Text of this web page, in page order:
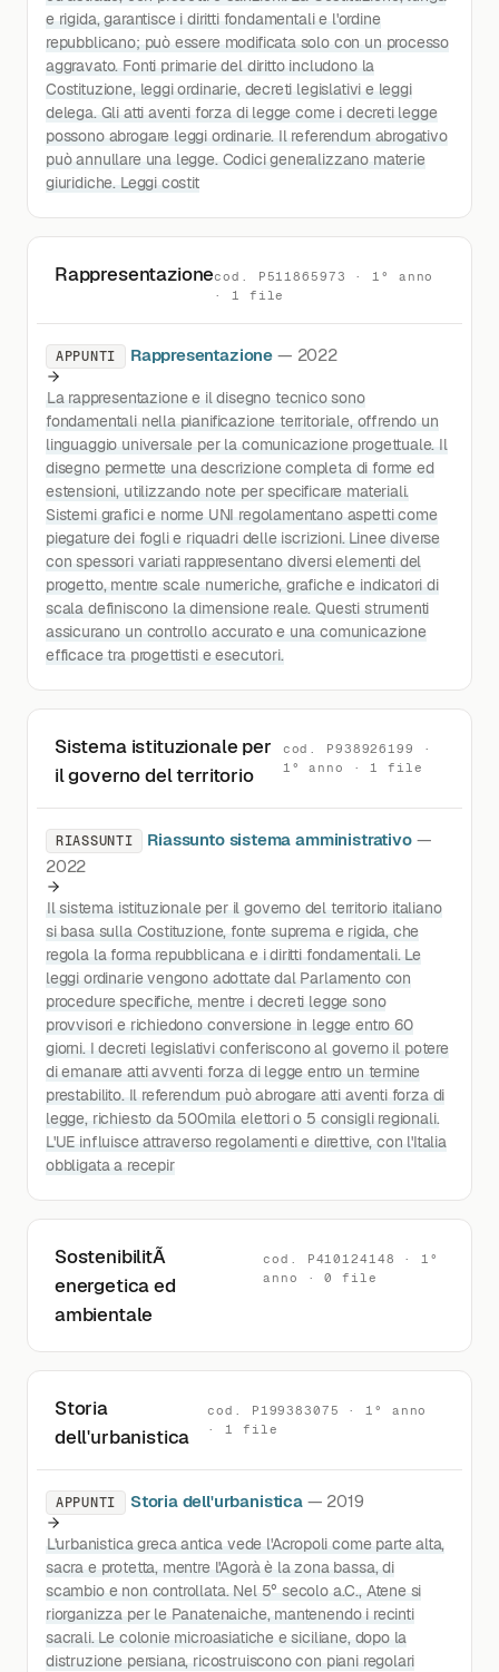
e rigida, garantisce i diritti fondamentali e l'ordine
repubblicano; può essere modificata solo con un processo
aggravato. Fonti primarie del diritto includono la
Costituzione, leggi ordinarie, decreti legislativi e leggi
delega. Gli atti aventi forza di legge come i decreti legge
possono abrogare leggi ordinarie. Il referendum abrogativo
può annullare una legge. Codici generalizzano materie
giuridiche. Leggi costit
Rappresentazionecod. P511865973 · 1° anno
· 1 file
APPUNTI Rappresentazione — 2022
La rappresentazione e il disegno tecnico sono
fondamentali nella pianificazione territoriale, offrendo un
linguaggio universale per la comunicazione progettuale. Il
disegno permette una descrizione completa di forme ed
estensioni, utilizzando note per specificare materiali.
Sistemi grafici e norme UNI regolamentano aspetti come
piegature dei fogli e riquadri delle iscrizioni. Linee diverse
con spessori variati rappresentano diversi elementi del
progetto, mentre scale numeriche, grafiche e indicatori di
scala definiscono la dimensione reale. Questi strumenti
assicurano un controllo accurato e una comunicazione
efficace tra progettisti e esecutori.
Sistema istituzionale per
il governo del territorio
cod. P938926199 ·
1° anno · 1 file
RIASSUNTI Riassunto sistema amministrativo —
2022
Il sistema istituzionale per il governo del territorio italiano
si basa sulla Costituzione, fonte suprema e rigida, che
regola la forma repubblicana e i diritti fondamentali. Le
leggi ordinarie vengono adottate dal Parlamento con
procedure specifiche, mentre i decreti legge sono
provvisori e richiedono conversione in legge entro 60
giorni. I decreti legislativi conferiscono al governo il potere
di emanare atti avventi forza di legge entro un termine
prestabilito. Il referendum può abrogare atti aventi forza di
legge, richiesto da 500mila elettori o 5 consigli regionali.
L'UE influisce attraverso regolamenti e direttive, con l'Italia
obbligata a recepir
SostenibilitÃ
energetica ed
ambientale
cod. P410124148 · 1°
anno · 0 file
Storia
dell'urbanistica
cod. P199383075 · 1° anno
· 1 file
APPUNTI Storia dell'urbanistica — 2019
L'urbanistica greca antica vede l'Acropoli come parte alta,
sacra e protetta, mentre l'Agorà è la zona bassa, di
scambio e non controllata. Nel 5° secolo a.C., Atene si
riorganizza per le Panatenaiche, mantenendo i recinti
sacrali. Le colonie microasiatiche e siciliane, dopo la
distruzione persiana, ricostruiscono con piani regolari